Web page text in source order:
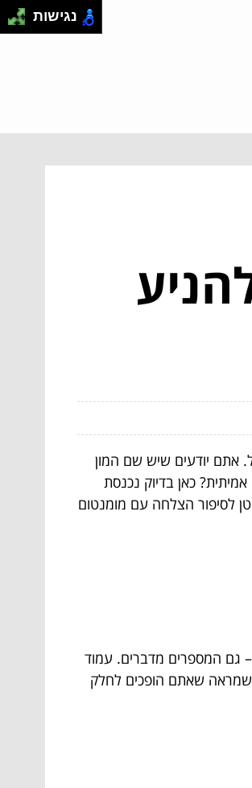
אתם יודעים שיש שם המון
כאן בדיוק נכנסת
לסיפור הצלחה עם מומנטום
– גם המספרים מדברים. עמוד
שמראה שאתם הופכים לחלק
נגישות